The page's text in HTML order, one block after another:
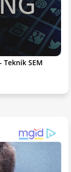
Teknik SEM